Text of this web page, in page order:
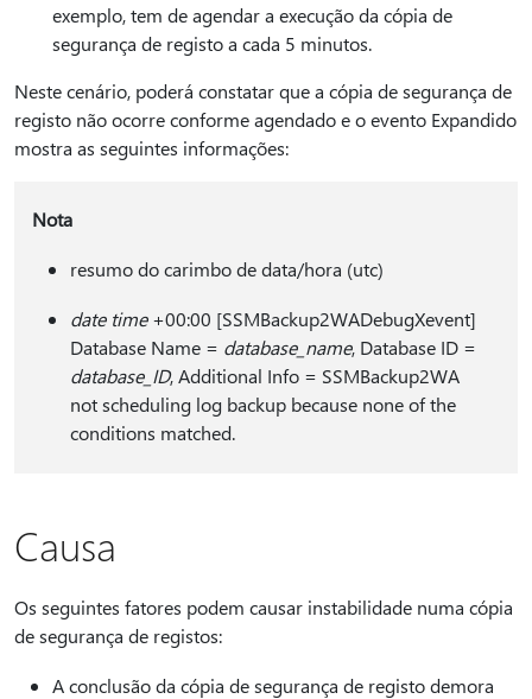
exemplo, tem de agendar a execução da cópia de
segurança de registo a cada 5 minutos.
Neste cenário, poderá constatar que a cópia de segurança de
registo não ocorre conforme agendado e o evento Expandido
mostra as seguintes informações:
Nota
resumo do carimbo de data/hora (utc)
date time+00:00 [SSMBackup2WADebugXevent]
Database Name = database_name, Database ID =
database_ID, Additional Info = SSMBackup2WA
not scheduling log backup because none of the
conditions matched.
Causa
Os seguintes fatores podem causar instabilidade numa cópia
de segurança de registos:
A conclusão da cópia de segurança de registo demora